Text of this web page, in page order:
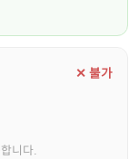
✕ 불가
니다.